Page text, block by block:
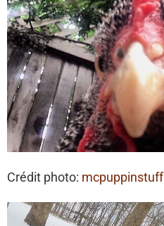
Crédit photo: mcpuppinstuff